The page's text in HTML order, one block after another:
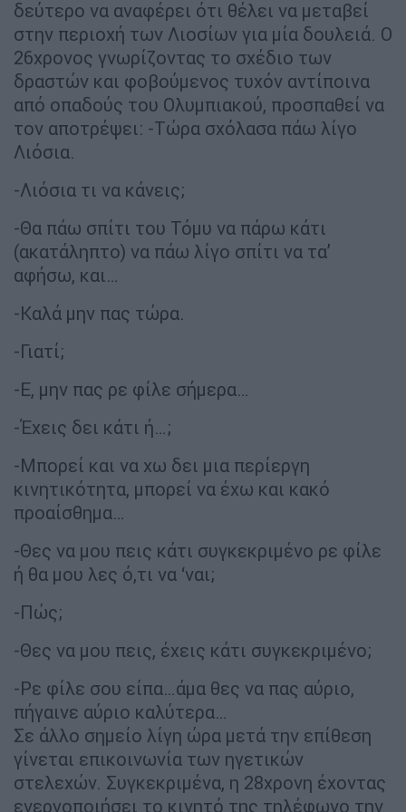
δεύτερο να αναφέρει ότι θέλει να μεταβεί
στην περιοχή των Λιοσίων για μία δουλειά. Ο
26χρονος γνωρίζοντας το σχέδιο των
δραστών και φοβούμενος τυχόν αντίποινα
από οπαδούς του Ολυμπιακού, προσπαθεί να
τον αποτρέψει: -Τώρα σχόλασα πάω λίγο
Λιόσια.
-Λιόσια τι να κάνεις;
-Θα πάω σπίτι του Τόμυ να πάρω κάτι
(ακατάληπτο) να πάω λίγο σπίτι να τα’
αφήσω, και…
-Καλά μην πας τώρα.
-Γιατί;
-Ε, μην πας ρε φίλε σήμερα…
-Έχεις δει κάτι ή…;
-Μπορεί και να χω δει μια περίεργη
κινητικότητα, μπορεί να έχω και κακό
προαίσθημα…
-Θες να μου πεις κάτι συγκεκριμένο ρε φίλε
ή θα μου λες ό,τι να ‘ναι;
-Πώς;
-Θες να μου πεις, έχεις κάτι συγκεκριμένο;
-Ρε φίλε σου είπα…άμα θες να πας αύριο,
πήγαινε αύριο καλύτερα…
Σε άλλο σημείο λίγη ώρα μετά την επίθεση
γίνεται επικοινωνία των ηγετικών
στελεχών. Συγκεκριμένα, η 28χρονη έχοντας
ενεργοποιήσει το κινητό της τηλέφωνο την